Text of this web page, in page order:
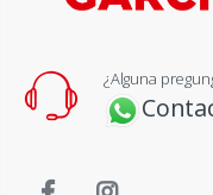
¿Alguna